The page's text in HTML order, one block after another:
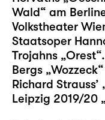
Wald“ am
Volkstheater
Staatsoper
Trojahns
Bergs
Richard
Leipzig 2019/20